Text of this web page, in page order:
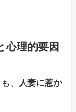
心理的要因
、 人妻に惹か